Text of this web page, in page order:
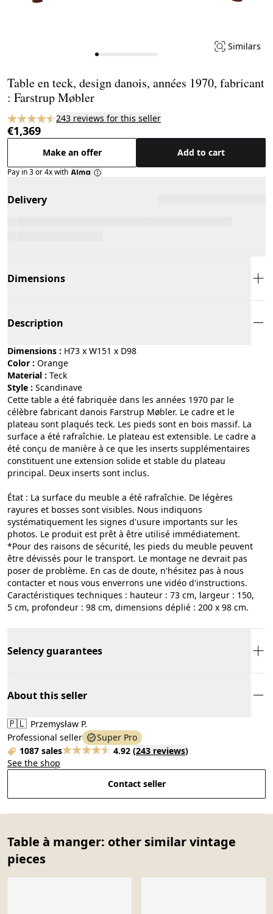
Similars
Table en teck, design danois, années 1970, fabricant
: Farstrup Møbler
243 reviews for this seller
€1,369
Make an offer Add to cart
Pay in 3 or 4x with
Delivery
Dimensions
Description
Dimensions : H73 x W151 x D98
Color :
orange
Material :
teck
Style :
scandinave
Cette table a été fabriquée dans les années 1970 par le
célèbre fabricant danois Farstrup Møbler. Le cadre et le
plateau sont plaqués teck. Les pieds sont en bois massif. La
surface a été rafraîchie. Le plateau est extensible. Le cadre a
été conçu de manière à ce que les inserts supplémentaires
constituent une extension solide et stable du plateau
principal. Deux inserts sont inclus.
État : La surface du meuble a été rafraîchie. De légères
rayures et bosses sont visibles. Nous indiquons
systématiquement les signes d'usure importants sur les
photos. Le produit est prêt à être utilisé immédiatement.
*Pour des raisons de sécurité, les pieds du meuble peuvent
être dévissés pour le transport. Le montage ne devrait pas
poser de problème. En cas de doute, n'hésitez pas à nous
contacter et nous vous enverrons une vidéo d'instructions.
Caractéristiques techniques : hauteur : 73 cm, largeur : 150,
5 cm, profondeur : 98 cm, dimensions déplié : 200 x 98 cm.
Selency guarantees
About this seller
🇵🇱 Przemysław P.
Professional seller
Super Pro
1087 sales
4.92 (243 reviews)
See the shop
Contact seller
Table à manger: other similar vintage
pieces